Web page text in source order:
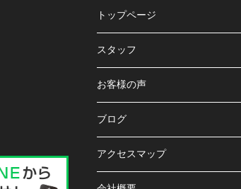
トップページ
スタッフ
お客様の声
ブログ
アクセスマップ